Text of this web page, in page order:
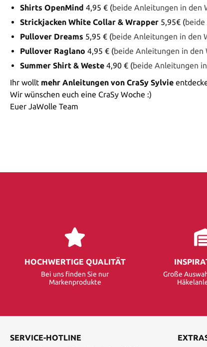
Shirts OpenMind 4,95 € (beide Anleitungen in den
Strickjacken White Collar & Wrapper 5,95€ (
Pullover Dreams 5,95 € (beide Anleitungen in den
Pullover Raglano 4,95 € (beide Anleitungen in den
Summer Shirt & Weste 4,90 € (beide Anleitungen
Ihr wollt mehr Anleitungen von CraSy Sylvie
Wir wünschen euch eine CraSy Woche :)
Euer JaWolle Team
HOCHWERTIGE QUALITÄT
Bei uns finden Sie nur
Markenprodukte
Große
SERVICE-HOTLINE